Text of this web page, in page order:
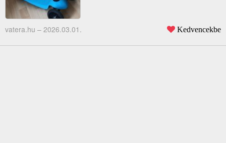
vatera.hu – 2026.03.01. Kedvencekbe